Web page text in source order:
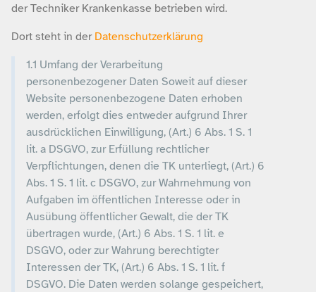
der Techniker Krankenkasse betrieben wird.
Dort steht in der Datenschutzerklärung
1.1 Umfang der Verarbeitung
personenbezogener Daten Soweit auf dieser
Website personenbezogene Daten erhoben
werden, erfolgt dies entweder aufgrund Ihrer
ausdrücklichen Einwilligung, (Art.) 6 Abs. 1 S. 1
lit. a DSGVO, zur Erfüllung rechtlicher
Verpflichtungen, denen die TK unterliegt, (Art.) 6
Abs. 1 S. 1 lit. c DSGVO, zur Wahrnehmung von
Aufgaben im öffentlichen Interesse oder in
Ausübung öffentlicher Gewalt, die der TK
übertragen wurde, (Art.) 6 Abs. 1 S. 1 lit. e
DSGVO, oder zur Wahrung berechtigter
Interessen der TK, (Art.) 6 Abs. 1 S. 1 lit. f
DSGVO. Die Daten werden solange gespeichert,